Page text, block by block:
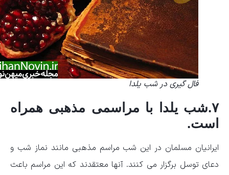
فال گیری در شب یلدا
۷.شب یلدا با مراسمی مذهبی همراه
است.
ایرانیان مسلمان در این شب مراسم مذهبی مانند نماز شب و
دعای توسل برگزار می کنند. آنها معتقدند که این مراسم باعث